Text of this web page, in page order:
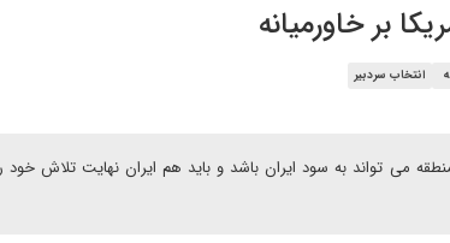
بر خاورمیانه
انتخاب سردبیر
می تواند به سود ایران باشد و باید هم ایران نهایت تلاش خود